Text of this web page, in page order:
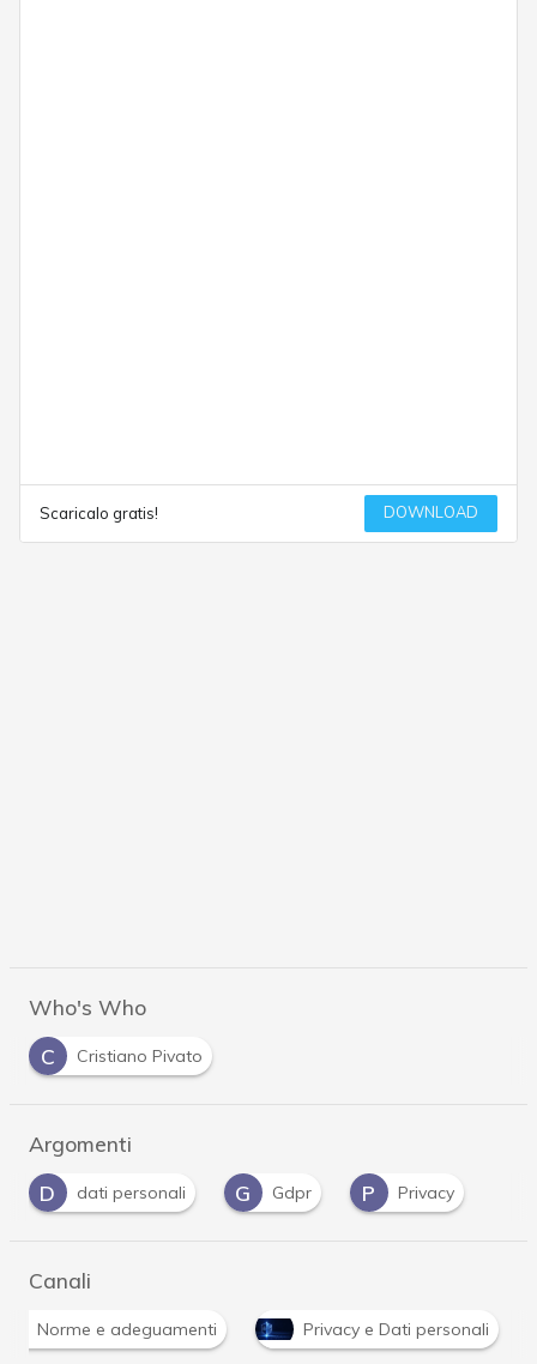
Scaricalo gratis! DOWNLOAD
Who's Who
C
Cristiano Pivato
Argomenti
D
dati personali G Gdpr P Privacy
Canali
Norme e adeguamenti Privacy e Dati personali